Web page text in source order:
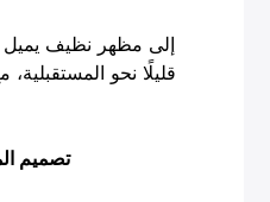
قليلًا نحو
تصميم